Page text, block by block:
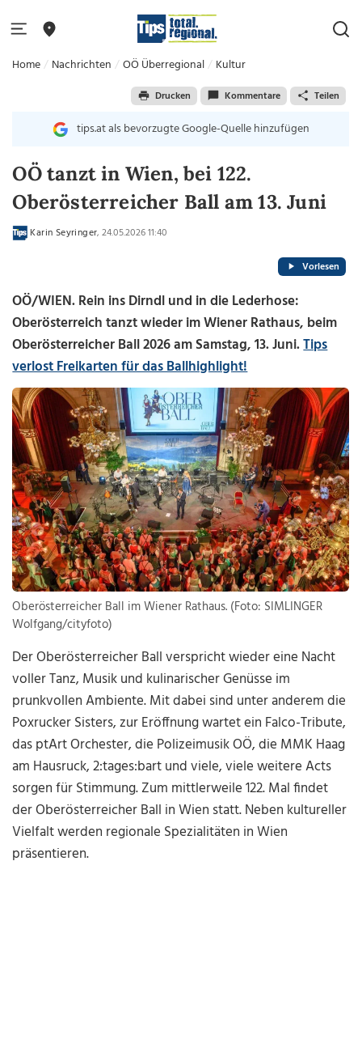
Home Nachrichten OÖ Überregional Kultur
Drucken Kommentare Teilen
tips.at als bevorzugte Google-Quelle hinzufügen
OÖ tanzt in Wien, bei 122.
Oberösterreicher Ball am 13. Juni
Karin Seyringer, 24.05.2026 11:40
Vorlesen
OÖ/WIEN.Rein ins Dirndl und in die Lederhose:
Oberösterreich tanzt wieder im Wiener Rathaus, beim
Oberösterreicher Ball 2026 am Samstag, 13. Juni.Tips
verlost Freikarten für das Ballhighlight!
Oberösterreicher Ball im Wiener Rathaus. (Foto: SIMLINGER
Wolfgang/cityfoto)
Der Oberösterreicher Ball verspricht wieder eine Nacht
voller Tanz, Musik und kulinarischer Genüsse im
prunkvollen Ambiente. Mit dabei sind unter anderem die
Poxrucker Sisters, zur Eröffnung wartet ein Falco-Tribute,
das ptArt Orchester, die Polizeimusik OÖ, die MMK Haag
am Hausruck, 2:tages:bart und viele, viele weitere Acts
sorgen für Stimmung. Zum mittlerweile 122. Mal findet
der Oberösterreicher Ball in Wien statt. Neben kultureller
Vielfalt werden regionale Spezialitäten in Wien
präsentieren.